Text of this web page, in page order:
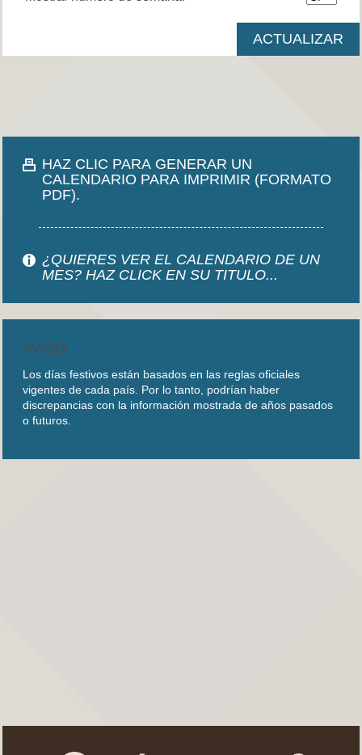
HAZ CLIC PARA GENERAR UN
CALENDARIO PARA IMPRIMIR (FORMATO
PDF).
¿QUIERES VER EL CALENDARIO DE UN
MES? HAZ CLICK EN SU TITULO...
AVISO
Los días festivos están basados en las reglas oficiales
vigentes de cada país. Por lo tanto, podrían haber
discrepancias con la información mostrada de años pasados
o futuros.